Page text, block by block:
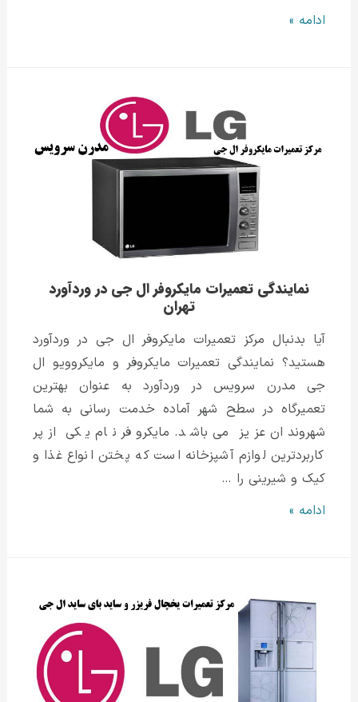
نمایندگی
در
ادامه »
نمایندگی تعمیرات مایکروفر ال جی در وردآورد
تهران
آیا بدنبال مرکز تعمیرات مایکروفر ال جی در وردآورد
هستید؟ نمایندگی تعمیرات مایکروفر و مایکروویو ال
جی مدرن سرویس در وردآورد به عنوان بهترین
تعمیرگاه در سطح شهر آماده خدمت رسانی به شما
شهروندان عزیز می باشد. مایکروفر نام یکی از پر
کاربردترین لوازم آشپزخانه است که پختن انواع غذا و
کیک و شیرینی را …
نمایندگی
جی
وردآورد
تهران
ادامه »